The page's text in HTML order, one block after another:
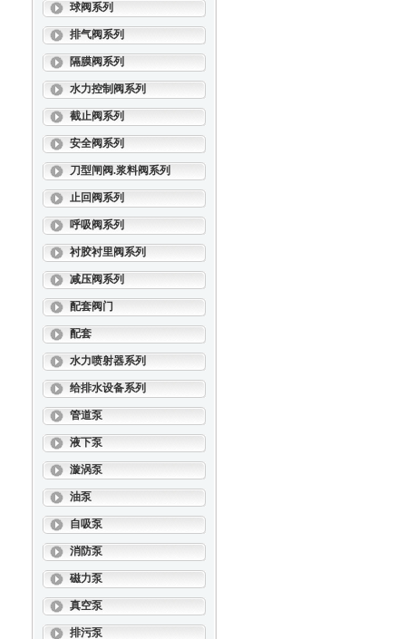
球阀系列
排气阀系列
隔膜阀系列
水力控制阀系列
截止阀系列
安全阀系列
刀型闸阀.浆料阀系列
止回阀系列
呼吸阀系列
衬胶衬里阀系列
减压阀系列
配套阀门
配套
水力喷射器系列
给排水设备系列
管道泵
液下泵
漩涡泵
油泵
自吸泵
消防泵
磁力泵
真空泵
排污泵